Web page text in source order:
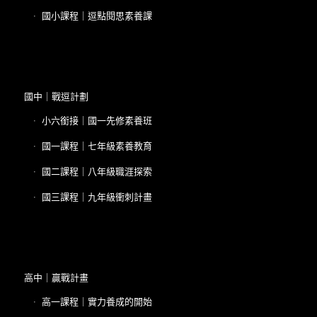
國小課程｜逗點閱思素養課
國中｜戰逗計劃
小六銜接｜國一先修素養班
國一課程｜七年級素養教育
國二課程｜八年級職涯探索
國三課程｜九年級衝刺計畫
高中｜贏戰計畫
高一課程｜實力養成的開始